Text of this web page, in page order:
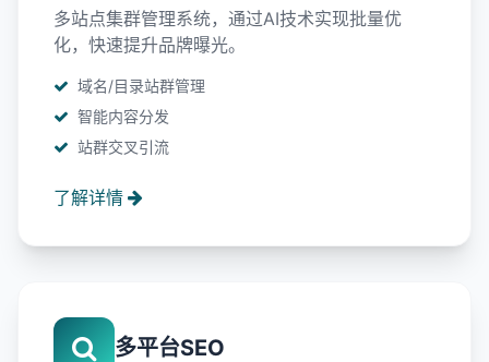
多站点集群管理系统，通过AI技术实现批量优
化，快速提升品牌曝光。
域名/目录站群管理
智能内容分发
站群交叉引流
了解详情
多平台SEO